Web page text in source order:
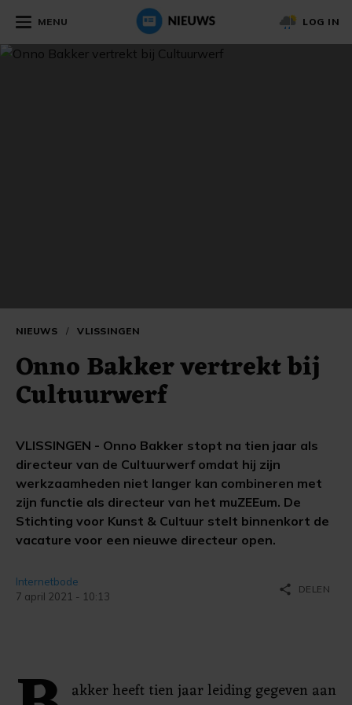
MENU LOG IN
NIEUWS / VLISSINGEN
Onno Bakker vertrekt bij
Cultuurwerf
VLISSINGEN - Onno Bakker stopt na tien jaar als
directeur van de Cultuurwerf omdat hij zijn
werkzaamheden niet langer kan combineren met
zijn functie als directeur van het muZEEum. De
Stichting voor Kunst & Cultuur stelt binnenkort de
vacature voor een nieuwe directeur open.
Internetbode
7 april 2021 - 10:13
share DELEN
akker heeft tien jaar leiding gegeven aan